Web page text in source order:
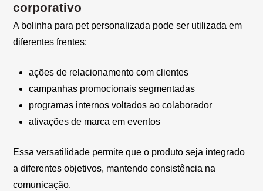
corporativo
A bolinha para pet personalizada pode ser utilizada em
diferentes frentes:
ações de relacionamento com clientes
campanhas promocionais segmentadas
programas internos voltados ao colaborador
ativações de marca em eventos
Essa versatilidade permite que o produto seja integrado
a diferentes objetivos, mantendo consistência na
comunicação.